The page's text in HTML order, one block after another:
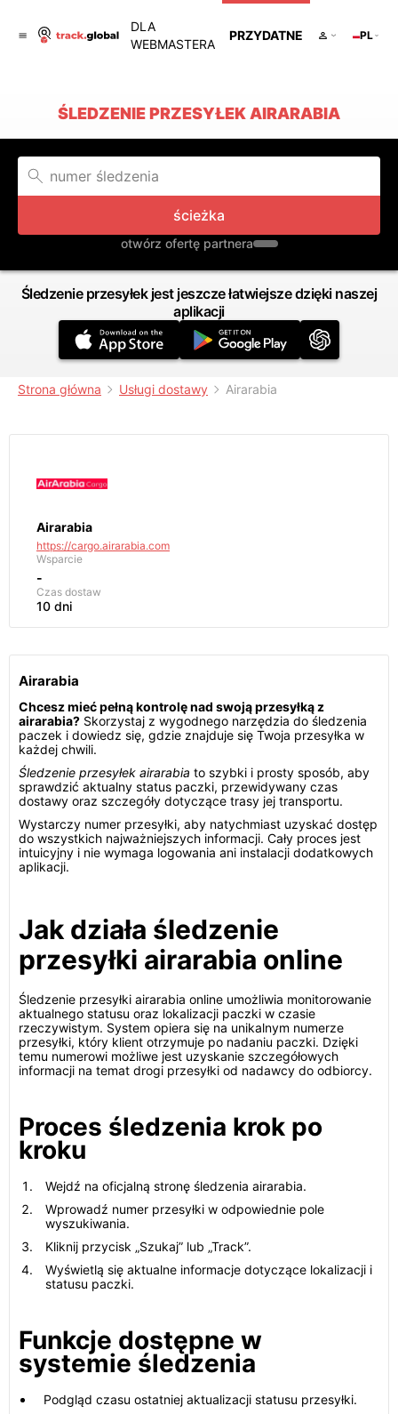
DLA
WEBMASTERA
PRZYDATNE PL
ŚLEDZENIE PRZESYŁEK AIRARABIA
ścieżka
otwórz ofertę partnera
Śledzenie przesyłek jest jeszcze łatwiejsze dzięki naszej
aplikacji
Strona główna Usługi dostawy Airarabia
Airarabia
https://cargo.airarabia.com
Wsparcie
-
Czas dostaw
10 dni
Airarabia
Chcesz mieć pełną kontrolę nad swoją przesyłką z
airarabia? Skorzystaj z wygodnego narzędzia do śledzenia
paczek i dowiedz się, gdzie znajduje się Twoja przesyłka w
każdej chwili.
Śledzenie przesyłek airarabia to szybki i prosty sposób, aby
sprawdzić aktualny status paczki, przewidywany czas
dostawy oraz szczegóły dotyczące trasy jej transportu.
Wystarczy numer przesyłki, aby natychmiast uzyskać dostęp
do wszystkich najważniejszych informacji. Cały proces jest
intuicyjny i nie wymaga logowania ani instalacji dodatkowych
aplikacji.
Jak działa śledzenie
przesyłki airarabia online
Śledzenie przesyłki airarabia online umożliwia monitorowanie
aktualnego statusu oraz lokalizacji paczki w czasie
rzeczywistym. System opiera się na unikalnym numerze
przesyłki, który klient otrzymuje po nadaniu paczki. Dzięki
temu numerowi możliwe jest uzyskanie szczegółowych
informacji na temat drogi przesyłki od nadawcy do odbiorcy.
Proces śledzenia krok po
kroku
Wejdź na oficjalną stronę śledzenia airarabia.
Wprowadź numer przesyłki w odpowiednie pole
wyszukiwania.
Kliknij przycisk „Szukaj” lub „Track”.
Wyświetlą się aktualne informacje dotyczące lokalizacji i
statusu paczki.
Funkcje dostępne w
systemie śledzenia
Podgląd czasu ostatniej aktualizacji statusu przesyłki.